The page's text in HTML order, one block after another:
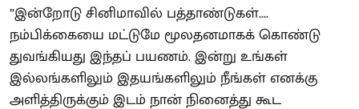
”இன்றோடு சினிமாவில் பத்தாண்டுகள்....
நம்பிக்கையை மட்டுமே மூலதனமாகக் கொண்டு
துவங்கியது இந்தப் பயணம். இன்று உங்கள்
இல்லங்களிலும் இதயங்களிலும் நீங்கள் எனக்கு
அளித்திருக்கும் இடம் நான் நினைத்து கூட